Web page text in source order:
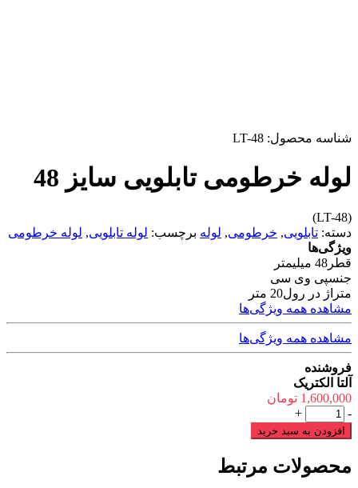
شناسه محصول: LT-48
لوله خرطومی تابلویی سایز 48
(LT-48)
دسته: تابلویی, خرطومی, لوله برچسب: لوله تابلویی, لوله خرطومی
ویژگی‌ها
قطر 48 میلیمتر
جنسپی وی سی
متراژ در رول20 متر
مشاهده همه ویژگی‌ها
مشاهده همه ویژگی‌ها
فروشنده
آلتا الکتریک
1,600,000 تومان
لوله
خرطومی
تابلویی
48
-
+
افزودن به سبد خرید
محصولات مرتبط